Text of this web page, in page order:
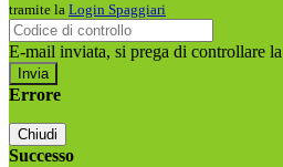
tramite la Login Spaggiari
E-mail inviata, si prega di controllare
Errore
Chiudi
Successo